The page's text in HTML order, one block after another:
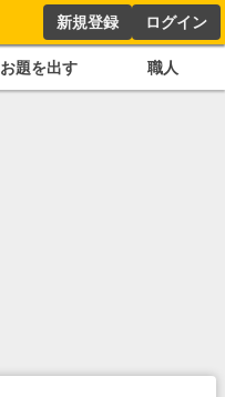
新規登録 ログイン
お題を出す 職人